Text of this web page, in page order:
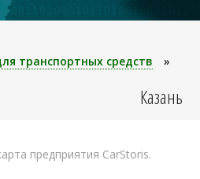
транспортных средств
»
Казань
предприятия CarStoris.